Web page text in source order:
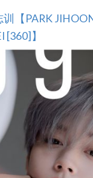
训【PARK
[360]】